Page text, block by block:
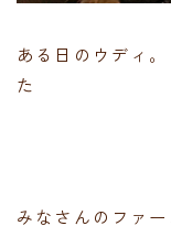
ある日のウディ
た
みなさんのファ